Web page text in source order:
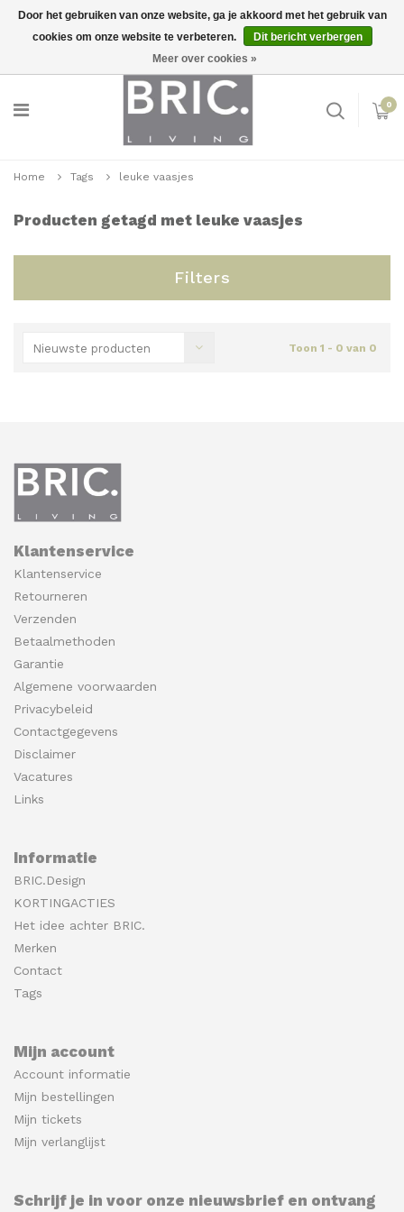
Inloggen
0
Home Tags leuke vaasjes
Producten getagd met leuke vaasjes
Filters
Nieuwste producten Toon 1 - 0 van 0
Klantenservice
Klantenservice
Retourneren
Verzenden
Betaalmethoden
Garantie
Algemene voorwaarden
Privacybeleid
Contactgegevens
Disclaimer
Vacatures
Links
Informatie
BRIC.Design
KORTINGACTIES
Het idee achter BRIC.
Merken
Contact
Tags
Mijn account
Account informatie
Mijn bestellingen
Mijn tickets
Mijn verlanglijst
Schrijf je in voor onze nieuwsbrief en ontvang
Door het gebruiken van onze website, ga je akkoord met het gebruik van
cookies om onze website te verbeteren.
Dit bericht verbergen
Meer over cookies »